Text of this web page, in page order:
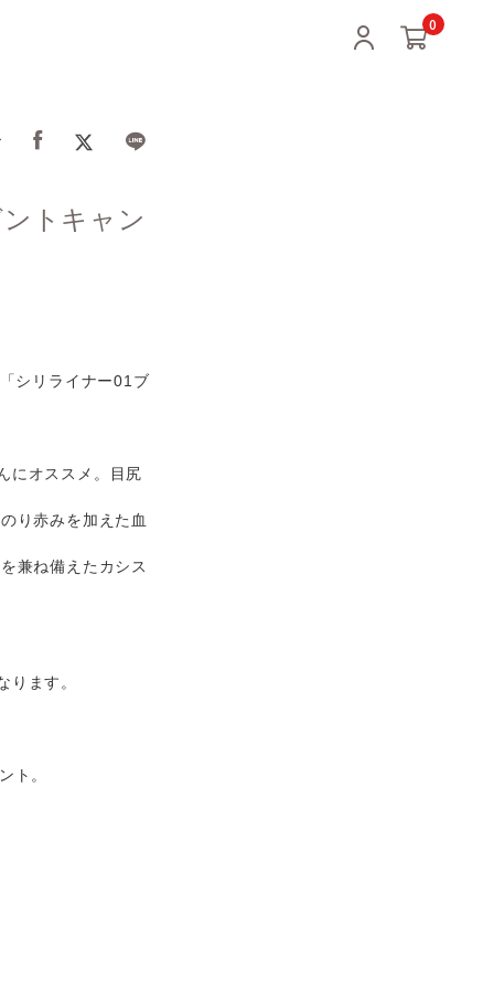
0
トキャン
シリライナー01ブ
にオススメ。目尻
り赤みを加えた血
兼ね備えたカシス
ます。
ト。